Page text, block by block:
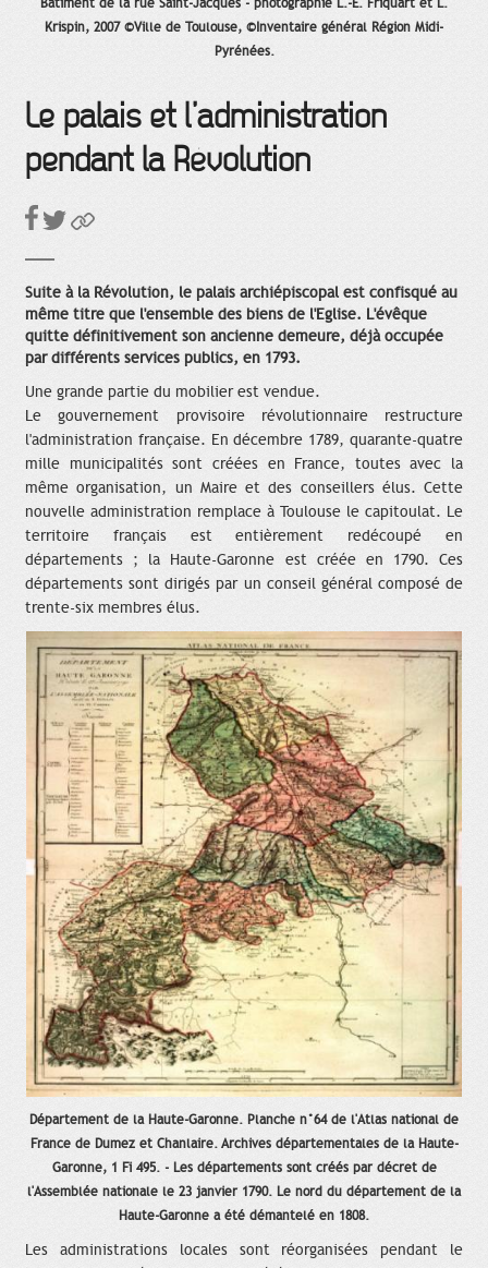
Bâtiment de la rue Saint-Jacques - photographie L.-E. Friquart et L.
Krispin, 2007 ©Ville de Toulouse, ©Inventaire général Région Midi-
Pyrénées.
Le palais et l’administration
pendant la Révolution
Suite à la Révolution, le palais archiépiscopal est confisqué au
même titre que l'ensemble des biens de l'Eglise. L'évêque
quitte définitivement son ancienne demeure, déjà occupée
par différents services publics, en 1793.
Une grande partie du mobilier est vendue.
Le gouvernement provisoire révolutionnaire restructure
l'administration française. En décembre 1789, quarante-quatre
mille municipalités sont créées en France, toutes avec la
même organisation, un Maire et des conseillers élus. Cette
nouvelle administration remplace à Toulouse le capitoulat. Le
territoire français est entièrement redécoupé en
départements ; la Haute-Garonne est créée en 1790. Ces
départements sont dirigés par un conseil général composé de
trente-six membres élus.
Département de la Haute-Garonne. Planche n°64 de l'Atlas national de
France de Dumez et Chanlaire. Archives départementales de la Haute-
Garonne, 1 Fi 495. - Les départements sont créés par décret de
l'Assemblée nationale le 23 janvier 1790. Le nord du département de la
Haute-Garonne a été démantelé en 1808.
Les administrations locales sont réorganisées pendant le